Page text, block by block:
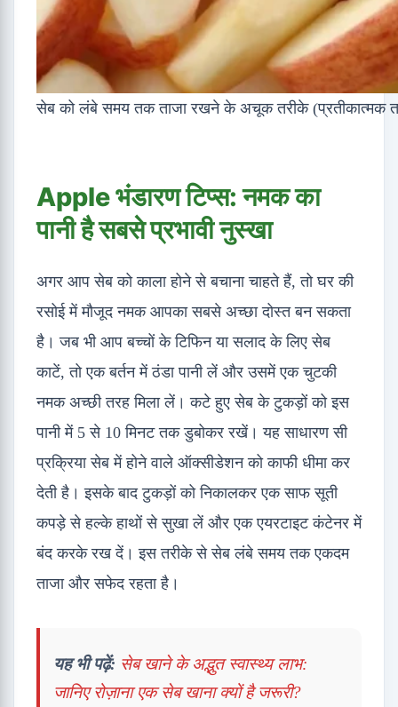
सेब को लंबे समय तक ताजा रखने के अचूक तरीके (प्रतीकात्मक
Apple भंडारण टिप्स: नमक का
पानी है सबसे प्रभावी नुस्खा
अगर आप सेब को काला होने से बचाना चाहते हैं, तो घर की
रसोई में मौजूद नमक आपका सबसे अच्छा दोस्त बन सकता
है। जब भी आप बच्चों के टिफिन या सलाद के लिए सेब
काटें, तो एक बर्तन में ठंडा पानी लें और उसमें एक चुटकी
नमक अच्छी तरह मिला लें। कटे हुए सेब के टुकड़ों को इस
पानी में 5 से 10 मिनट तक डुबोकर रखें। यह साधारण सी
प्रक्रिया सेब में होने वाले ऑक्सीडेशन को काफी धीमा कर
देती है। इसके बाद टुकड़ों को निकालकर एक साफ सूती
कपड़े से हल्के हाथों से सुखा लें और एक एयरटाइट कंटेनर में
बंद करके रख दें। इस तरीके से सेब लंबे समय तक एकदम
ताजा और सफेद रहता है।
यह भी पढ़ें: सेब खाने के अद्भुत स्वास्थ्य लाभ:
जानिए रोज़ाना एक सेब खाना क्यों है जरूरी?